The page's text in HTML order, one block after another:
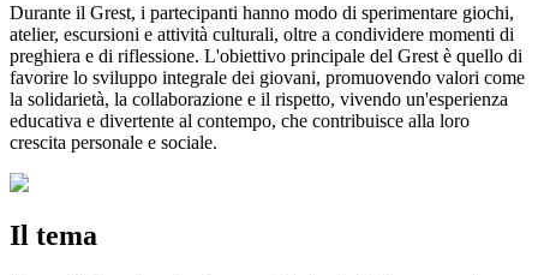
Durante il Grest, i partecipanti hanno modo di sperimentare giochi,
atelier, escursioni e attività culturali, oltre a condividere momenti di
preghiera e di riflessione. L'obiettivo principale del Grest è quello di
favorire lo sviluppo integrale dei giovani, promuovendo valori come
la solidarietà, la collaborazione e il rispetto, vivendo un'esperienza
educativa e divertente al contempo, che contribuisce alla loro
crescita personale e sociale.
Il tema